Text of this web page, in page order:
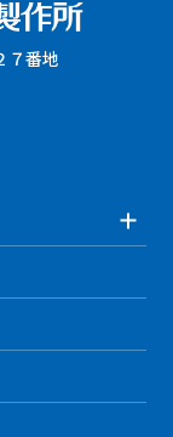
７番地